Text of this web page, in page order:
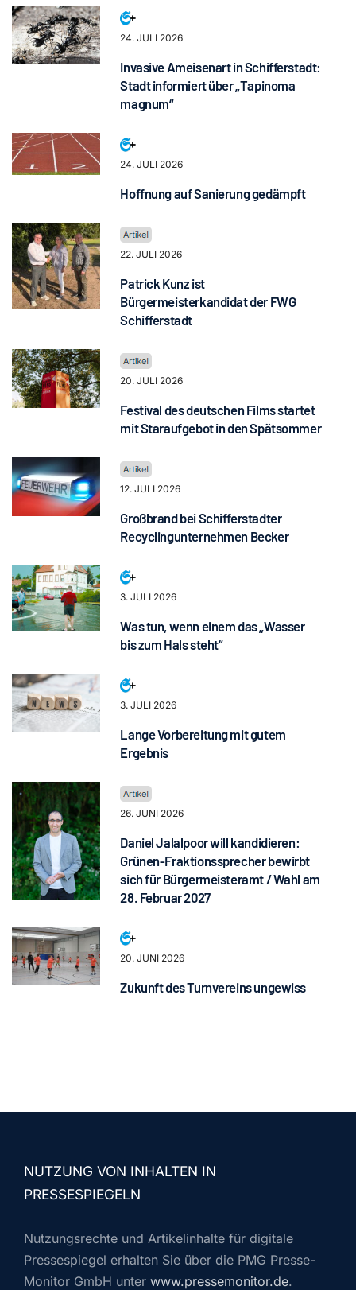
24. JULI 2026
Invasive Ameisenart in Schifferstadt:
Stadt informiert über „Tapinoma
magnum“
24. JULI 2026
Hoffnung auf Sanierung gedämpft
22. JULI 2026
Patrick Kunz ist
Bürgermeisterkandidat der FWG
Schifferstadt
20. JULI 2026
Festival des deutschen Films startet
mit Staraufgebot in den Spätsommer
12. JULI 2026
Großbrand bei Schifferstadter
Recyclingunternehmen Becker
3. JULI 2026
Was tun, wenn einem das „Wasser
bis zum Hals steht“
3. JULI 2026
Lange Vorbereitung mit gutem
Ergebnis
26. JUNI 2026
Daniel Jalalpoor will kandidieren:
Grünen-Fraktionssprecher bewirbt
sich für Bürgermeisteramt / Wahl am
28. Februar 2027
20. JUNI 2026
Zukunft des Turnvereins ungewiss
NUTZUNG VON INHALTEN IN
PRESSESPIEGELN
Nutzungsrechte und Artikelinhalte für digitale
Pressespiegel erhalten Sie über die PMG Presse-
Monitor GmbH unter www.pressemonitor.de.